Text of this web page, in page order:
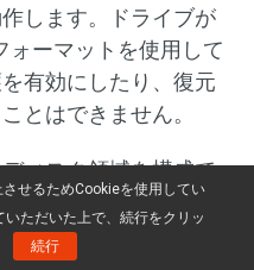
します。ドライブが
ォーマットを使用して
有効にしたり、復元
とはできません。
ィスク領域を構成で
場合は、対象ドライ
でフォーマットして
せるためCookieを使用してい
いただいた上で、続行をクリッ
続行